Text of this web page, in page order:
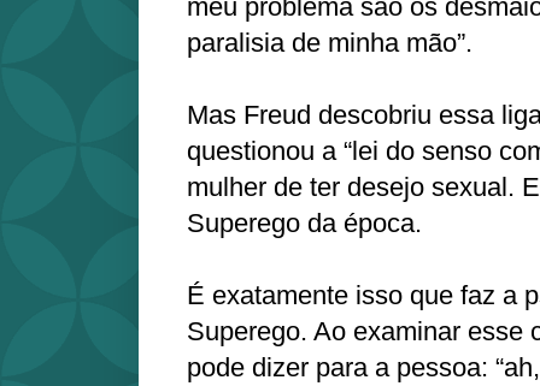
meu problema são os
paralisia de minha mão”.
Mas Freud descobriu essa
questionou a “lei do senso
mulher de ter desejo sexual.
Superego da época.
É exatamente isso que faz a
Superego. Ao examinar esse
pode dizer para a pessoa: